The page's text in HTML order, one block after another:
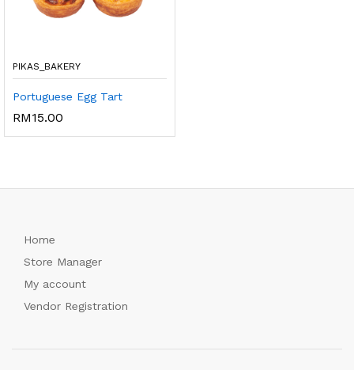
PIKAS_BAKERY
Portuguese Egg Tart
RM15.00
Home
Store Manager
My account
Vendor Registration